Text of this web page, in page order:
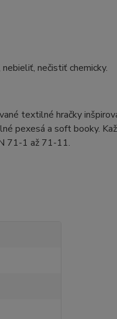
nečistiť chemicky.
textilné hračky
pexesá a soft booky.
71-1 až 71-11.